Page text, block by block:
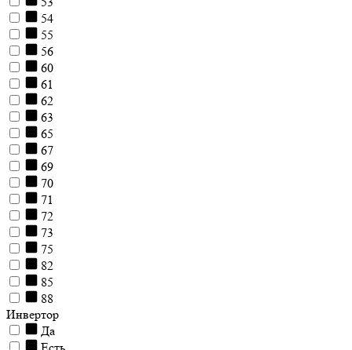
54
55
56
60
61
62
63
65
67
69
70
71
72
73
75
82
85
88
Инвертор
Да